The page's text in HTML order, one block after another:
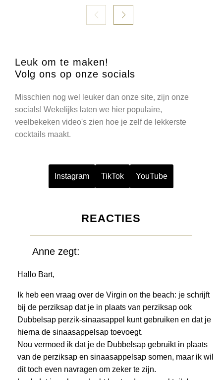
Leuk om te maken!
Volg ons op onze socials
Misschien nog wel leuker dan onze site, zijn onze
socials! Wekelijks laten we hier populaire,
veelbekeken video's zien hoe je zelf de lekkerste
cocktails maakt.
Instagram TikTok YouTube
REACTIES
Anne zegt:
Hallo Bart,
Ik heb een vraag over de Virgin on the beach: je schrijft
bij de perziksap dat je in plaats van perziksap ook
Dubbelsap perzik-sinaasappel kunt gebruiken en dat je
hierna de sinaasappelsap toevoegt.
Nou vermoed ik dat je de Dubbelsap gebruikt in plaats
van de perziksap en sinaasappelsap somen, maar ik wil
dit toch even navragen om zeker te zijn.